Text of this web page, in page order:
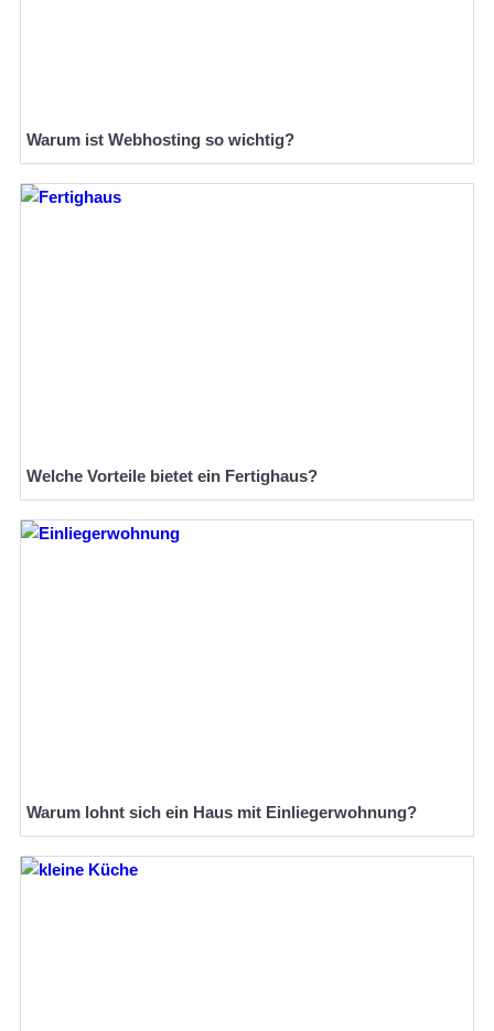
Warum ist Webhosting so wichtig?
Welche Vorteile bietet ein Fertighaus?
Warum lohnt sich ein Haus mit Einliegerwohnung?